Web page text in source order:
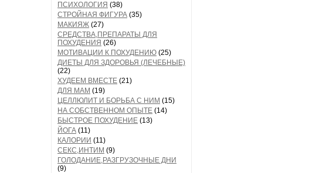
ПСИХОЛОГИЯ (38)
СТРОЙНАЯ ФИГУРА (35)
МАКИЯЖ (27)
СРЕДСТВА,ПРЕПАРАТЫ ДЛЯ
ПОХУДЕНИЯ (26)
МОТИВАЦИИ К ПОХУДЕНИЮ (25)
ДИЕТЫ ДЛЯ ЗДОРОВЬЯ (ЛЕЧЕБНЫЕ)
(22)
ХУДЕЕМ ВМЕСТЕ (21)
ДЛЯ МАМ (19)
ЦЕЛЛЮЛИТ И БОРЬБА С НИМ (15)
НА СОБСТВЕННОМ ОПЫТЕ (14)
БЫСТРОЕ ПОХУДЕНИЕ (13)
ЙОГА (11)
КАЛОРИИ (11)
СЕКС,ИНТИМ (9)
ГОЛОДАНИЕ,РАЗГРУЗОЧНЫЕ ДНИ
(9)